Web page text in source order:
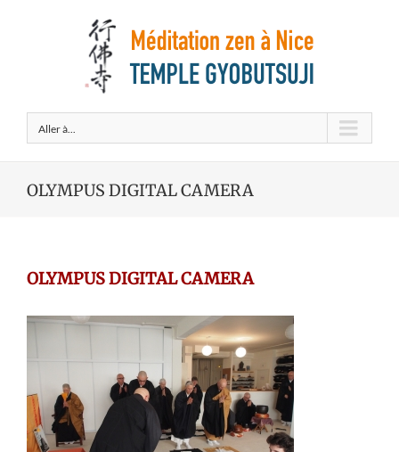
Aller à...
OLYMPUS DIGITAL CAMERA
OLYMPUS DIGITAL CAMERA